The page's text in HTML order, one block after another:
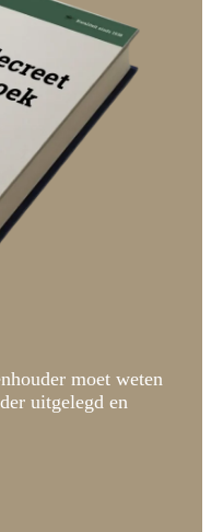
moet weten
uitgelegd en